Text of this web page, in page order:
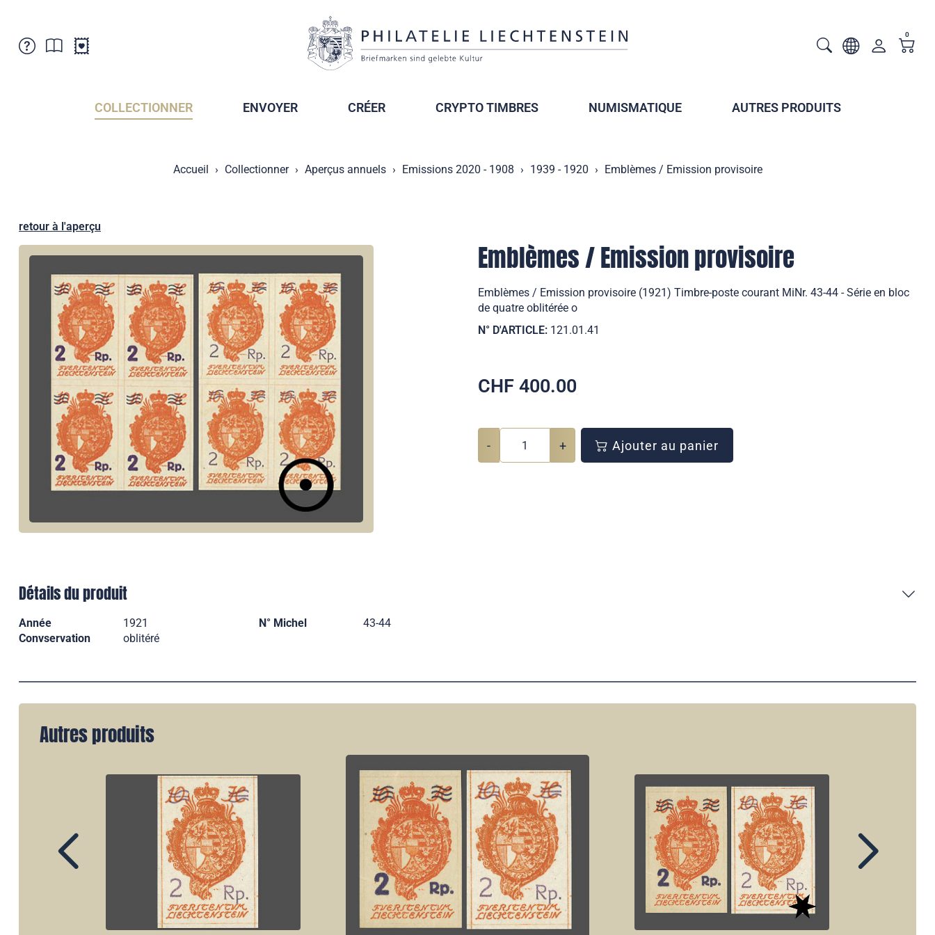
Points de vente
Abonnement
0
COLLECTIONNER ENVOYER CRÉER CRYPTO TIMBRES NUMISMATIQUE AUTRES PRODUITS
Accueil Collectionner Aperçus annuels Emissions 2020 - 1908 1939 - 1920 Emblèmes / Emission provisoire
retour à l'aperçu
Emblèmes / Emission provisoire
Emblèmes / Emission provisoire (1921) Timbre-poste courant MiNr. 43-44 - Série en bloc
de quatre oblitérée o
N° D'ARTICLE: 121.01.41
CHF 400.00
- + Ajouter au panier
Détails du produit
Année 1921 N° Michel
43-44
Convservation
oblitéré
Autres produits